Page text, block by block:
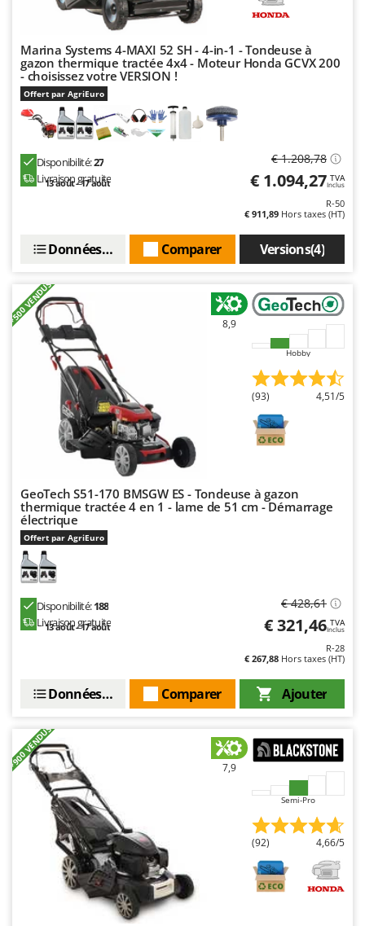
Tondeuses autoportées
Tondeuses débroussailleuses thermiques
Trancheuses
Trancheuses de sol
Transpalettes
Treuils de débardage
V
Lampacrescia - MGM
LAR Casalinghi
Lavor
Linea VZ
Lisam
Lotusgrill
Macte Ovens
MAMMAMIA
Marcato
Marina Systems
Master
Mastercook
Masterpro
McCulloch
Michelin
Mille
Minox
Mockmill
MOSA
MTD
New O.M.R.A.
Nilfisk
Ninja
Novatec
Novital
NuAir
NuovaFac
Marina Systems 4-MAXI 52 SH - 4-in-1 - Tondeuse à
gazon thermique tractée 4x4 - Moteur Honda GCVX 200
- choisissez votre VERSION !
Offert par AgriEuro
Disponibilité:27
Livraison gratuite
13 août - 17 août
€ 1.208,78
€ 1.094,27 TVA
Inclus
R-50
€ 911,89 Hors taxes (HT)
Versions(4)
Comparer
Données techniques
+500 VENDUS 8,9
Hobby
(93) 4,51/5
GeoTech S51-170 BMSGW ES - Tondeuse à gazon
thermique tractée 4 en 1 - lame de 51 cm - Démarrage
électrique
Offert par AgriEuro
Disponibilité:188
Livraison gratuite
13 août - 17 août
€ 428,61
€ 321,46 TVA
Inclus
R-28
€ 267,88 Hors taxes (HT)
Ajouter
Comparer
Données techniques
+900 VENDUS 7,9
Semi-Pro
(92) 4,66/5